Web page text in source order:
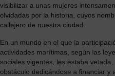
visibilizar a unas mujeres
olvidadas por la historia, cuyos
callejero de nuestra ciudad.
En un mundo en el que la
actividades marítimas, según las
sociales vigentes, les estaba
obstáculo dedicándose a financiar y